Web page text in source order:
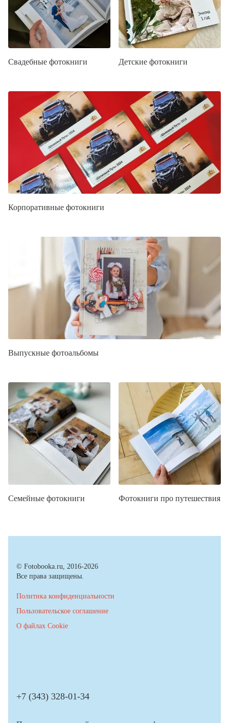
Свадебные фотокниги Детские фотокниги
Корпоративные фотокниги
Выпускные фотоальбомы
Семейные фотокниги Фотокниги про путешествия
© Fotobooka.ru, 2016-2026
Все права защищены.
Политика конфиденциальности
Пользовательское соглашение
О файлах Cookie
+7 (343) 328-01-34